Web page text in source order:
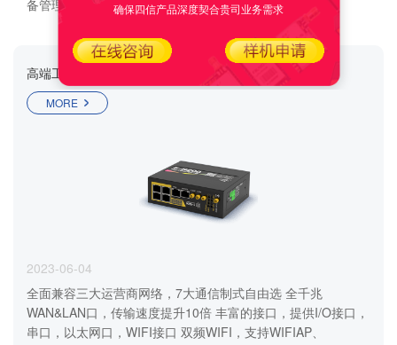
备管理
高端工业路由器F-R200
MORE
2023-06-04
全面兼容三大运营商网络，7大通信制式自由选 全千兆
WAN&LAN口，传输速度提升10倍 丰富的接口，提供I/O接口，
串口，以太网口，WIFI接口 双频WIFI，支持WIFIAP、
确保四信产品深度契合贵司业务需求